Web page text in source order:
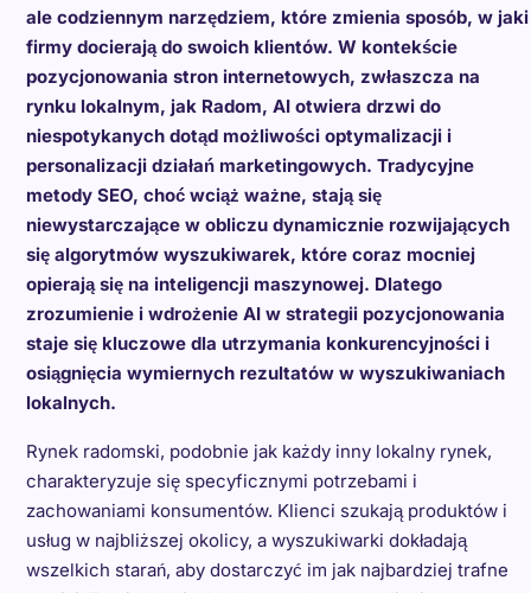
ale codziennym narzędziem, które zmienia sposób, w jaki
firmy docierają do swoich klientów. W kontekście
pozycjonowania stron internetowych, zwłaszcza na
rynku lokalnym, jak Radom, AI otwiera drzwi do
niespotykanych dotąd możliwości optymalizacji i
personalizacji działań marketingowych. Tradycyjne
metody SEO, choć wciąż ważne, stają się
niewystarczające w obliczu dynamicznie rozwijających
się algorytmów wyszukiwarek, które coraz mocniej
opierają się na inteligencji maszynowej. Dlatego
zrozumienie i wdrożenie AI w strategii pozycjonowania
staje się kluczowe dla utrzymania konkurencyjności i
osiągnięcia wymiernych rezultatów w wyszukiwaniach
lokalnych.
Rynek radomski, podobnie jak każdy inny lokalny rynek,
charakteryzuje się specyficznymi potrzebami i
zachowaniami konsumentów. Klienci szukają produktów i
usług w najbliższej okolicy, a wyszukiwarki dokładają
wszelkich starań, aby dostarczyć im jak najbardziej trafne